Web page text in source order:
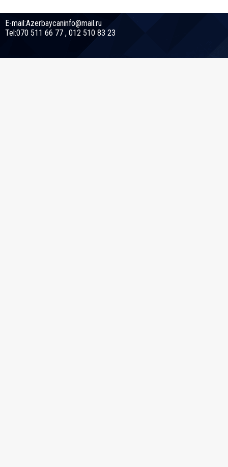
E-mail:Azerbaycaninfo@mail.ru
Tel:070 511 66 77 , 012 510 83 23